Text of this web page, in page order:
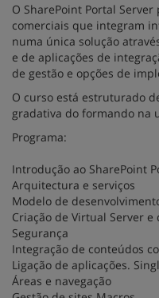
O SharePoint Portal
comerciais que integram
numa única solução
e de aplicações de
de gestão e opções de
O curso está estruturado
gradativa do formando na
Programa:
Introdução ao SharePoint
Arquitectura e serviços
Modelo de
Criação de Virtual Server e
Segurança
Integração de conteúdos
Ligação de aplicações.
Áreas e navegação